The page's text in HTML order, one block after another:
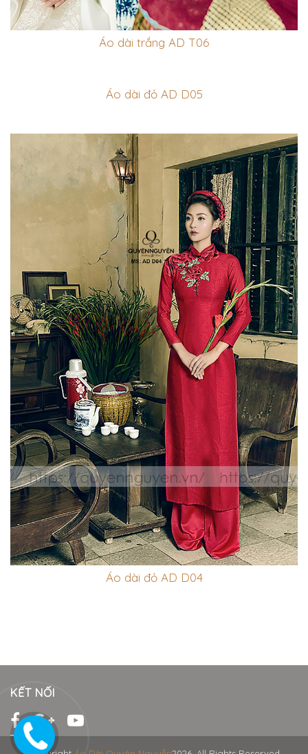
Áo dài trắng AD T06
Áo dài đỏ AD D05
Áo dài đỏ AD D04
KẾT NỐI